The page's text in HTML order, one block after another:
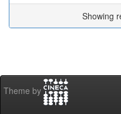
Showing
Theme by